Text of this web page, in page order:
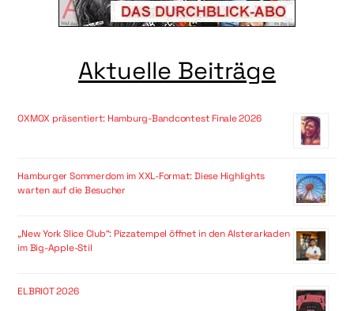
Aktuelle Beiträge
OXMOX präsentiert: Hamburg-Bandcontest Finale 2026
Hamburger Sommerdom im XXL-Format: Diese Highlights
warten auf die Besucher
„New York Slice Club“: Pizzatempel öffnet in den Alsterarkaden
im Big-Apple-Stil
ELBRIOT 2026